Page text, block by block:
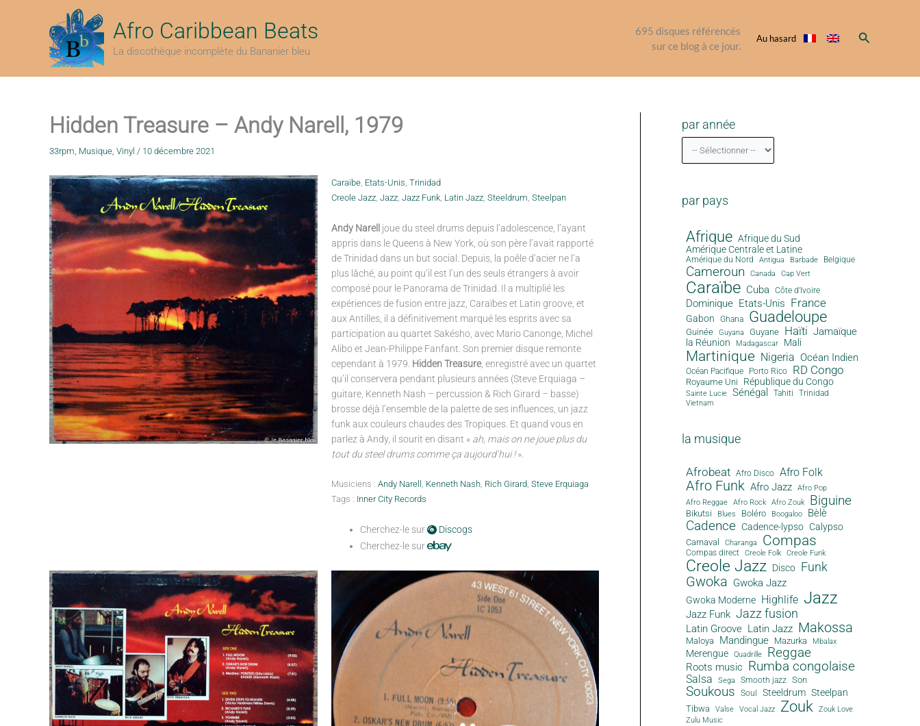
Afro Caribbean Beats
La discothèque incomplète du Bananier bleu
695 disques référencés
sur ce blog à ce jour.
Au hasard Rechercher
Hidden Treasure – Andy Narell, 1979
33rpm, Musique, Vinyl / 10 décembre 2021
Caraïbe, Etats-Unis, Trinidad
Creole Jazz, Jazz, Jazz Funk, Latin Jazz, Steeldrum, Steelpan
Andy Narell joue du steel drums depuis l’adolescence, l’ayant
appris dans le Queens à New York, où son père l’avait rapporté
de Trinidad dans un but social. Depuis, la poêle d’acier ne l’a
plus lâché, au point qu’il est l’un des seuls étrangers à avoir
composé pour le Panorama de Trinidad. Il a multiplié les
expériences de fusion entre jazz, Caraïbes et Latin groove, et
aux Antilles, il a définitivement marqué les esprits avec sa
participation au quartet Sakésho, avec Mario Canonge, Michel
Alibo et Jean-Philippe Fanfant. Son premier disque remonte
cependant à 1979. Hidden Treasure, enregistré avec un quartet
qu’il conservera pendant plusieurs années (Steve Erquiaga –
guitare, Kenneth Nash – percussion & Rich Girard – basse)
brosse déjà l’ensemble de la palette de ses influences, un jazz
funk aux couleurs chaudes des Tropiques. Et quand vous en
parlez à Andy, il sourit en disant « ah, mais on ne joue plus du
tout du steel drums comme ça aujourd’hui !».
Musiciens : Andy Narell , Kenneth Nash, Rich Girard, Steve Erquiaga
Tags : Inner City Records
Cherchez-le sur
Discogs
Cherchez-le sur
par année
par pays
Afrique Afrique du Sud
Amérique Centrale et Latine
Amérique du Nord Antigua Barbade Belgique
Cameroun Canada Cap Vert
Caraïbe Cuba Côte d'Ivoire
Dominique Etats-Unis France
Gabon Ghana Guadeloupe
Guinée Guyana Guyane Haïti Jamaïque
la Réunion Madagascar Mali
Martinique Nigeria Océan Indien
Océan Pacifique Porto Rico RD Congo
Royaume Uni République du Congo
Sainte Lucie Sénégal Tahiti Trinidad
Vietnam
la musique
Afrobeat Afro Disco Afro Folk
Afro Funk Afro Jazz
Afro Pop
Afro Reggae
Afro Rock Afro Zouk Biguine
Bikutsi Blues Boléro Boogaloo Bèlè
Cadence Cadence-lypso Calypso
Carnaval Charanga Compas
Compas direct Creole Folk Creole Funk
Creole Jazz Disco Funk
Gwoka Gwoka Jazz
Gwoka Moderne Highlife Jazz
Jazz Funk Jazz fusion
Latin Groove Latin Jazz Makossa
Maloya Mandingue Mazurka Mbalax
Merengue Quadrille Reggae
Roots music Rumba congolaise
Salsa Sega Smooth jazz Son
Soukous Soul Steeldrum Steelpan
Tibwa Valse Vocal Jazz Zouk
Zouk Love
Zulu Music